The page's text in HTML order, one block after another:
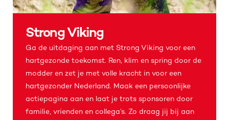
Strong Viking
Ga de uitdaging aan met Strong Viking voor een
hartgezonde toekomst. Ren, klim en spring door de
modder en zet je met volle kracht in voor een
hartgezonder Nederland. Maak een persoonlijke
actiepagina aan en laat je trots sponsoren door
familie, vrienden en collega’s. Zo draag jij bij aan